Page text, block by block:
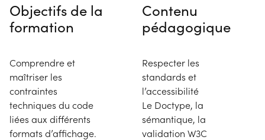
Objectifs de la
formation
Comprendre et
maîtriser les
contraintes
techniques du code
liées aux différents
formats d’affichage.
Contenu
pédagogique
Respecter les
standards et
l’accessibilité
Le Doctype, la
sémantique, la
validation W3C